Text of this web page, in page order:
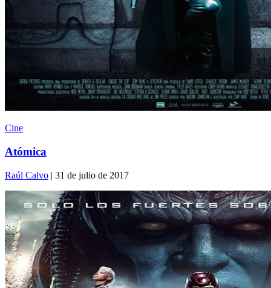
Cine
Atómica
Raúl Calvo | 31 de julio de 2017